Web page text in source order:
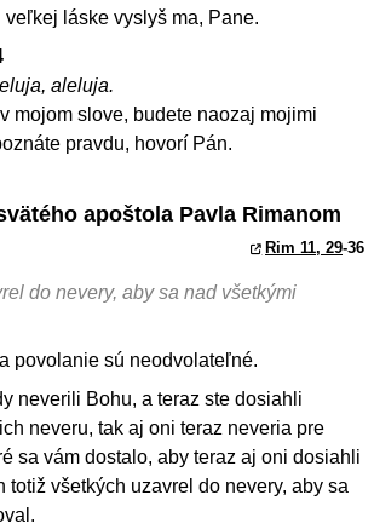
veľkej láske vyslyš ma, Pane.
aleluja.
mojom slove, budete naozaj mojimi
pravdu, hovorí Pán.
apoštola Pavla Rimanom
Rim 11, 29-36
do nevery, aby sa nad všetkými
povolanie sú neodvolateľné.
neverili Bohu, a teraz ste dosiahli
neveru, tak aj oni teraz neveria pre
sa vám dostalo, aby teraz aj oni dosiahli
totiž všetkých uzavrel do nevery, aby sa